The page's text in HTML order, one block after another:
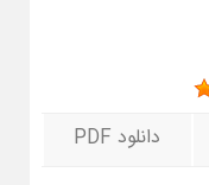
دانلود PDF